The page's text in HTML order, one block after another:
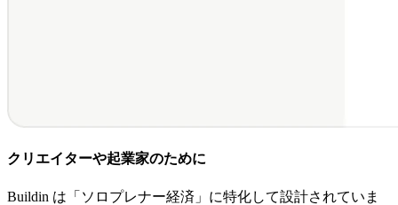
クリエイターや起業家のために
Buildin は「ソロプレナー経済」に特化して設計されていま